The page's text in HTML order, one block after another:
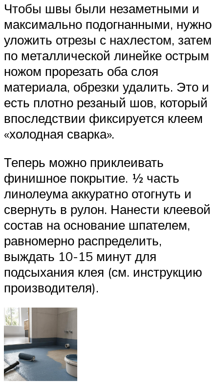
Чтобы швы были незаметными и
максимально подогнанными, нужно
уложить отрезы с нахлестом, затем
по металлической линейке острым
ножом прорезать оба слоя
материала, обрезки удалить. Это и
есть плотно резаный шов, который
впоследствии фиксируется клеем
«холодная сварка».
Теперь можно приклеивать
финишное покрытие. ½ часть
линолеума аккуратно отогнуть и
свернуть в рулон. Нанести клеевой
состав на основание шпателем,
равномерно распределить,
выждать 10-15 минут для
подсыхания клея (см. инструкцию
производителя).